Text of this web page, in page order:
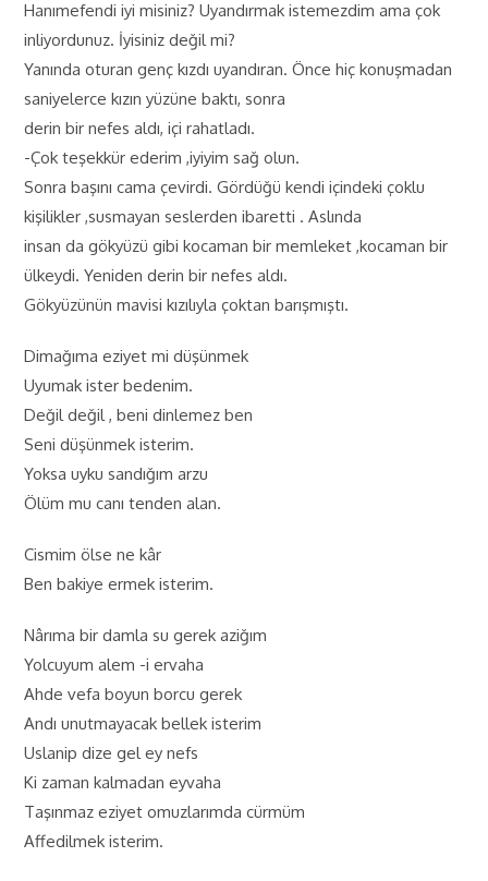
Hanımefendi iyi misiniz? Uyandırmak istemezdim ama çok
inliyordunuz. İyisiniz değil mi?
Yanında oturan genç kızdı uyandıran. Önce hiç konuşmadan
saniyelerce kızın yüzüne baktı, sonra
derin bir nefes aldı, içi rahatladı.
-Çok teşekkür ederim ,iyiyim sağ olun.
Sonra başını cama çevirdi. Gördüğü kendi içindeki çoklu
kişilikler ,susmayan seslerden ibaretti . Aslında
insan da gökyüzü gibi kocaman bir memleket ,kocaman bir
ülkeydi. Yeniden derin bir nefes aldı.
Gökyüzünün mavisi kızılıyla çoktan barışmıştı.
Dimağıma eziyet mi düşünmek
Uyumak ister bedenim.
Değil değil , beni dinlemez ben
Seni düşünmek isterim.
Yoksa uyku sandığım arzu
Ölüm mu canı tenden alan.
Cismim ölse ne kâr
Ben bakiye ermek isterim.
Nârıma bir damla su gerek aziğım
Yolcuyum alem -i ervaha
Ahde vefa boyun borcu gerek
Andı unutmayacak bellek isterim
Uslanip dize gel ey nefs
Ki zaman kalmadan eyvaha
Taşınmaz eziyet omuzlarımda cürmüm
Affedilmek isterim.